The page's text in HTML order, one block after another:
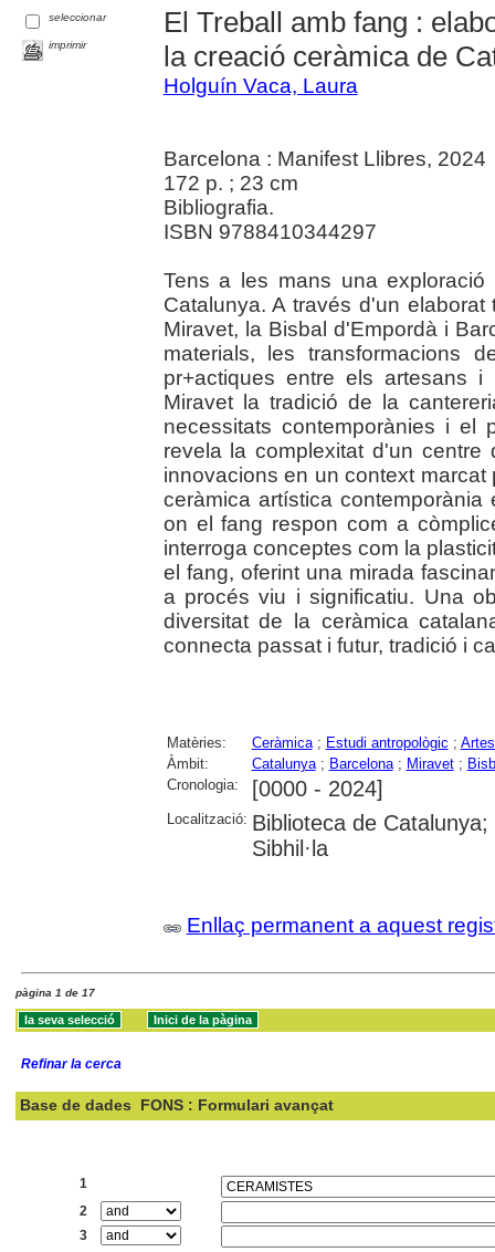
seleccionar
imprimir
El Treball amb fang :
la creació ceràmica de
Holguín Vaca, Laura
Barcelona : Manifest Llibres, 2024
172 p. ; 23 cm
Bibliografia.
ISBN 9788410344297
Tens a les mans una
Catalunya. A través d'un
Miravet, la Bisbal d'Empordà i
materials, les transformacions
pr+actiques entre els artesans
Miravet la tradició de la
necessitats contemporànies i el
revela la complexitat d'un
innovacions en un context
ceràmica artística
on el fang respon com a
interroga conceptes com la
el fang, oferint una mirada
a procés viu i significatiu. Una
diversitat de la ceràmica
connecta passat i futur, tradició i
Matèries: Ceràmica; Estudi antropològic ;
Àmbit:
Catalunya; Barcelona; Miravet;
Cronologia:
[0000 - 2024]
Localització: Biblioteca de
Sibhil·la
Enllaç permanent a aquest
pàgina 1 de 17
Refinar la cerca
Base de dades FONS : Formulari avançat
1
2
3